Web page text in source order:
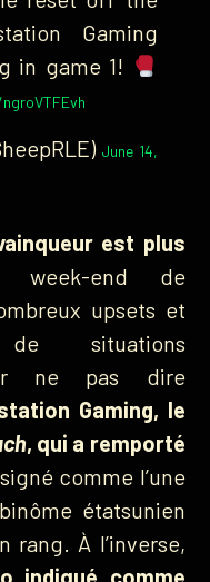
Gaming
in game 1!
June 14,
est plus
end de
upsets et
situations
ne pas dire
Gaming, le
, qui a remporté
comme l’une
étatsunien
rang. À l’inverse,